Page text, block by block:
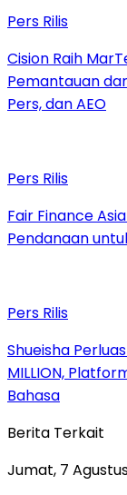
Pers Rilis
Cision Raih
Pemantauan
Pers, dan AEO
Pers Rilis
Fair Finance
Pendanaan
Pers Rilis
Shueisha
MILLION,
Bahasa
Berita Terkait
Jumat, 7